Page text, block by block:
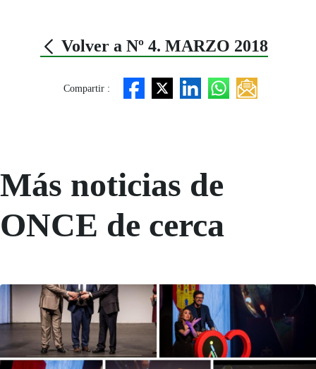
Volver a Nº 4. MARZO 2018
Compartir :
Más noticias de
ONCE de cerca